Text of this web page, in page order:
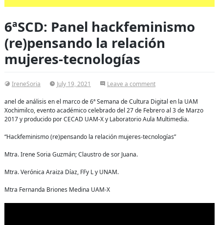
6ªSCD: Panel hackfeminismo
(re)pensando la relación
mujeres-tecnologías
IreneSoria July 19, 2021 Leave a commenton
Panel
hackfeminismo
(re)pensando
relación
anel de análisis en el marco de 6ª Semana de Cultura Digital en la UAM
Xochimilco, evento académico celebrado del 27 de Febrero al 3 de Marzo
2017 y producido por CECAD UAM-X y Laboratorio Aula Multimedia.
“Hackfeminismo (re)pensando la relación mujeres-tecnologías”
Mtra. Irene Soria Guzmán; Claustro de sor Juana.
Mtra. Verónica Araiza Díaz, FFy L y UNAM.
Mtra Fernanda Briones Medina UAM-X